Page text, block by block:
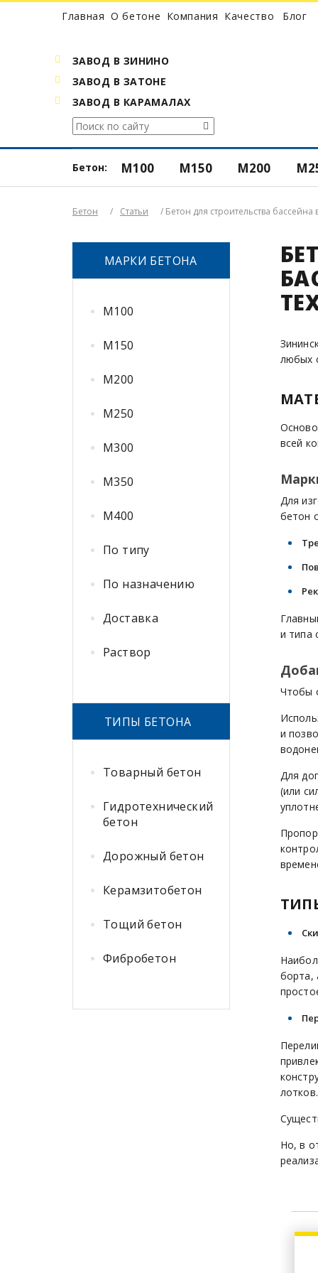
Главная О бетоне Компания Качество Блог
ЗАВОД В ЗИНИНО
ЗАВОД В ЗАТОНЕ
ЗАВОД В КАРАМАЛАХ
Бетон: М100 М150 М200
Бетон / Статьи / Бетон для строительства
МАРКИ БЕТОНА
М100
М150
М200
М250
М300
М350
М400
По типу
По назначению
Доставка
Раствор
ТИПЫ БЕТОНА
Товарный бетон
Гидротехнический
бетон
Дорожный бетон
Керамзитобетон
Тощий бетон
Фибробетон
любых
всей
Для
бетон
и типа
Чтобы
и
Для
(или
борта,
лотков.
Но, в